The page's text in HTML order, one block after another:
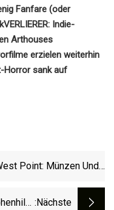
Fanfare (oder
VERLIERER: Indie-
Arthouses
erzielen weiterhin
Horror sank auf
Point: Münzen Und
:nächste